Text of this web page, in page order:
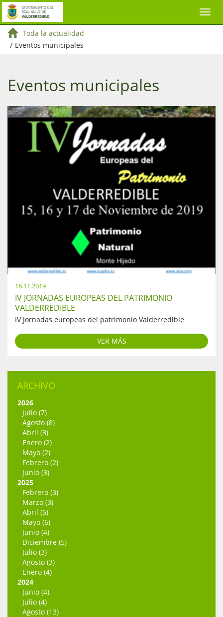
Toda la actualidad
/ Eventos municipales
Eventos municipales
16.11.2019
IV JORNADAS EUROPEAS DEL PATRIMONIO
VALDERREDIBLE
IV Jornadas europeas del patrimonio Valderredible
VER MÁS
ARCHIVO
2026
Julio (7)
Agosto (8)
Abril (3)
Enero (2)
Mayo (2)
Febrero (2)
Junio (3)
2025
Febrero (3)
Marzo (3)
Abril (5)
Mayo (6)
Junio (4)
Diciembre (5)
Julio (3)
Agosto (3)
Enero (4)
2024
Junio (4)
Julio (4)
Agosto (13)